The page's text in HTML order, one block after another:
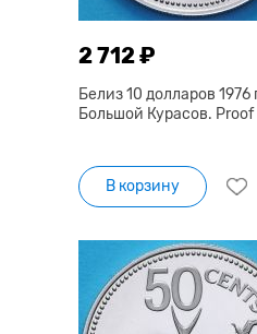
2 712 ₽
Белиз 10 долларов 1976
Большой Курасов. Proof
В корзину